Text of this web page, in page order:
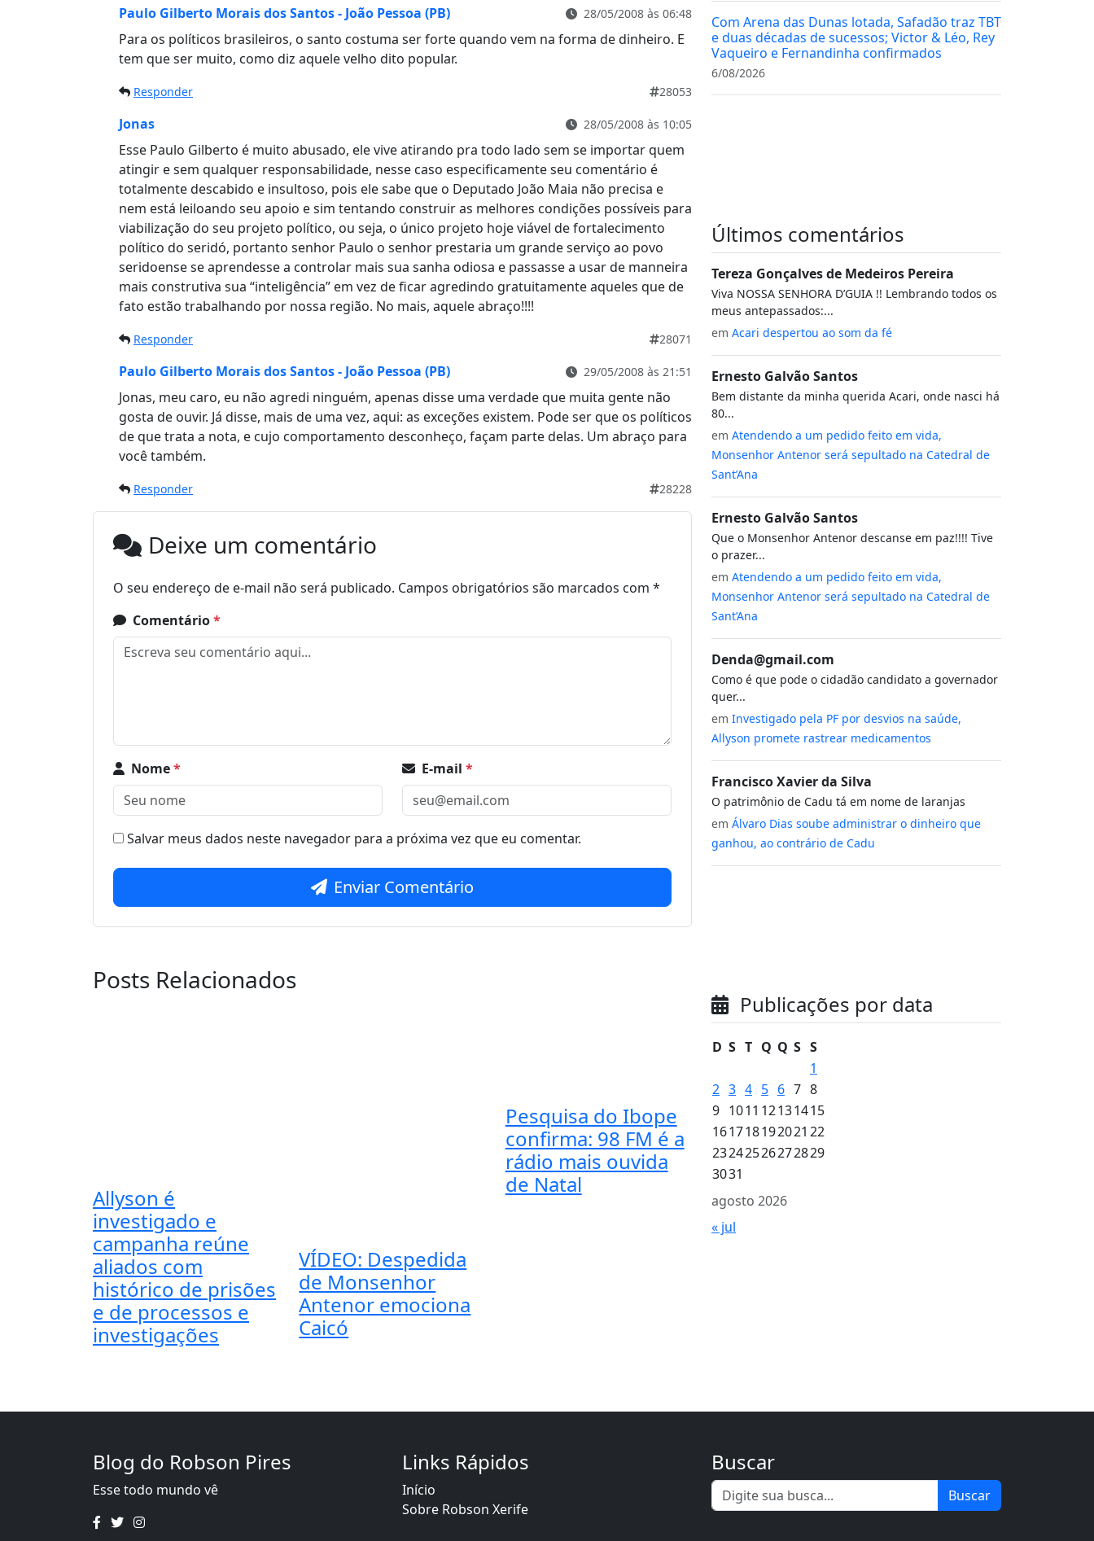
Paulo Gilberto Morais dos Santos - João Pessoa (PB) 28/05/2008 às 06:48
Para os políticos brasileiros, o santo costuma ser forte quando vem na forma de dinheiro. E
tem que ser muito, como diz aquele velho dito popular.
Responder 28053
Jonas 28/05/2008 às 10:05
Esse Paulo Gilberto é muito abusado, ele vive atirando pra todo lado sem se importar quem
atingir e sem qualquer responsabilidade, nesse caso especificamente seu comentário é
totalmente descabido e insultoso, pois ele sabe que o Deputado João Maia não precisa e
nem está leiloando seu apoio e sim tentando construir as melhores condições possíveis para
viabilização do seu projeto político, ou seja, o único projeto hoje viável de fortalecimento
político do seridó, portanto senhor Paulo o senhor prestaria um grande serviço ao povo
seridoense se aprendesse a controlar mais sua sanha odiosa e passasse a usar de manneira
mais construtiva sua “inteligência” em vez de ficar agredindo gratuitamente aqueles que de
fato estão trabalhando por nossa região. No mais, aquele abraço!!!!
Responder 28071
Paulo Gilberto Morais dos Santos - João Pessoa (PB) 29/05/2008 às 21:51
Jonas, meu caro, eu não agredi ninguém, apenas disse uma verdade que muita gente não
gosta de ouvir. Já disse, mais de uma vez, aqui: as exceções existem. Pode ser que os políticos
de que trata a nota, e cujo comportamento desconheço, façam parte delas. Um abraço para
você também.
Responder 28228
Deixe um comentário
O seu endereço de e-mail não será publicado. Campos obrigatórios são marcados com *
Comentário*
Nome* E-mail *
Salvar meus dados neste navegador para a próxima vez que eu comentar.
Enviar Comentário
Posts Relacionados
Allyson é
investigado e
campanha reúne
aliados com
histórico de prisões
e de processos e
investigações
VÍDEO: Despedida
de Monsenhor
Antenor emociona
Caicó
Pesquisa do Ibope
confirma: 98 FM é a
rádio mais ouvida
de Natal
Com Arena das Dunas lotada, Safadão traz TBT
e duas décadas de sucessos; Victor & Léo, Rey
Vaqueiro e Fernandinha confirmados
6/08/2026
Últimos comentários
Tereza Gonçalves de Medeiros Pereira
Viva NOSSA SENHORA D’GUIA !! Lembrando todos os
meus antepassados:...
em Acari despertou ao som da fé
Ernesto Galvão Santos
Bem distante da minha querida Acari, onde nasci há
80...
em Atendendo a um pedido feito em vida,
Monsenhor Antenor será sepultado na Catedral de
Sant’Ana
Ernesto Galvão Santos
Que o Monsenhor Antenor descanse em paz!!!! Tive
o prazer...
em Atendendo a um pedido feito em vida,
Monsenhor Antenor será sepultado na Catedral de
Sant’Ana
Denda@gmail.com
Como é que pode o cidadão candidato a governador
quer...
em Investigado pela PF por desvios na saúde,
Allyson promete rastrear medicamentos
Francisco Xavier da Silva
O patrimônio de Cadu tá em nome de laranjas
em Álvaro Dias soube administrar o dinheiro que
ganhou, ao contrário de Cadu
Publicações por data
agosto 2026
D S T Q Q S S
1
2 3 4 5 6 7 8
9 1011 12131415
161718192021 22
23242526272829
3031
« jul
Blog do Robson Pires
Esse todo mundo vê
Links Rápidos
Início
Sobre Robson Xerife
Buscar
Buscar